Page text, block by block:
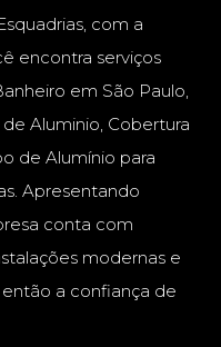
com a
encontra serviços
em São Paulo,
Aluminio, Cobertura
de Alumínio para
Apresentando
conta com
modernas e
a confiança de